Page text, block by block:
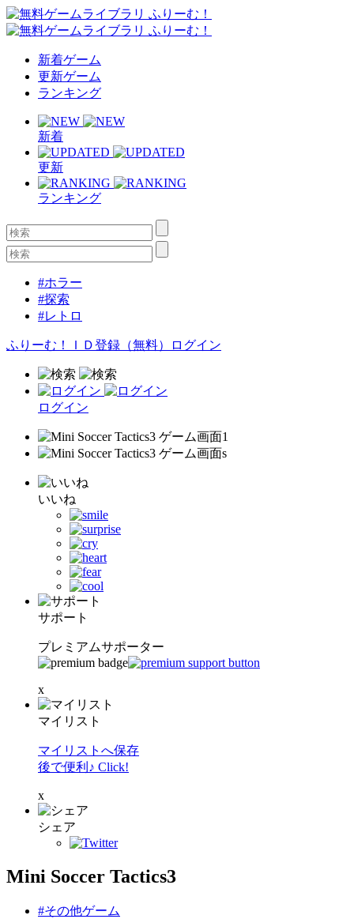
新着ゲーム
更新ゲーム
ランキング
新着
更新
ランキング
#ホラー
#探索
#レトロ
ふりーむ！ＩＤ登録（無料） ログイン
ログイン
いいね
サポート
プレミアムサポーター
x
マイリスト
マイリストへ保存
後で便利♪ Click!
x
シェア
Mini Soccer Tactics3
#その他ゲーム